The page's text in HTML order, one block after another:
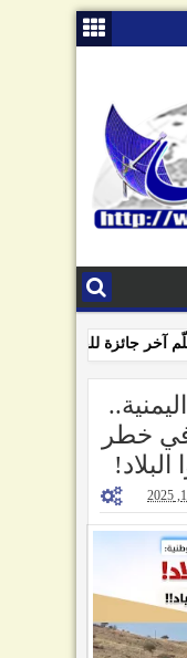
جائزة للفائزين
في خطر